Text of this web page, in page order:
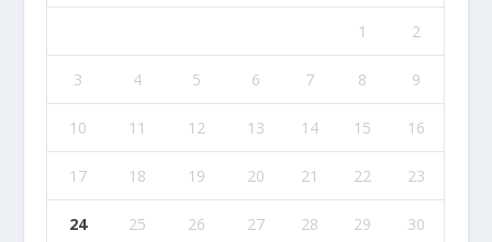
1 2
3 4 5 6 7 8 9
10 11 12 13 14 15 16
17 18 19 20 21 22 23
24 25 26 27 28 29 30